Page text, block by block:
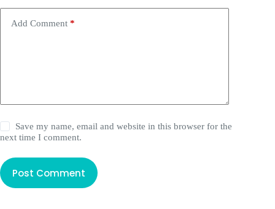
Add Comment *
Save my name, email and website in this browser for the
next time I comment.
Post Comment